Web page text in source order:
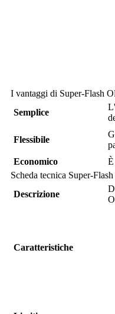
I vantaggi di Super-Flash
Semplice
Flessibile
Economico
È
Scheda tecnica Super-
Descrizione
Caratteristiche